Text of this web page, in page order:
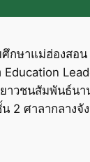
ษาแม่ฮ่องสอ
าวชนสัมพันธ์น
2 ศาลากลางจั